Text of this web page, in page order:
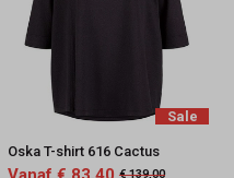
Sale
Oska T-shirt 616 Cactus
€ 139,00